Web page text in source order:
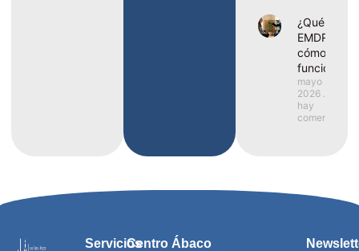
¿Qué es el
EMDR y
cómo
funciona?
mayo 25,
2026
hay
comentarios
ServiciosCentro Ábaco